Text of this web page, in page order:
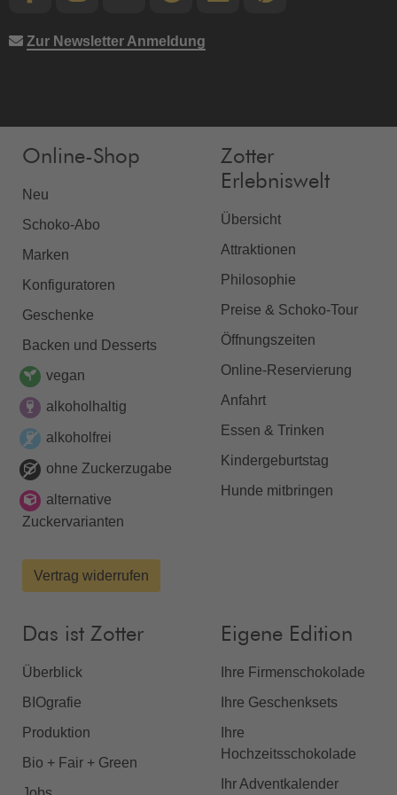
Zur Newsletter Anmeldung
Online-Shop
Neu
Schoko-Abo
Marken
Konfiguratoren
Geschenke
Backen und Desserts
vegan
alkoholhaltig
alkoholfrei
ohne Zuckerzugabe
alternative
Zuckervarianten
Vertrag widerrufen
Zotter
Erlebniswelt
Übersicht
Attraktionen
Philosophie
Preise & Schoko-Tour
Öffnungszeiten
Online-Reservierung
Anfahrt
Essen & Trinken
Kindergeburtstag
Hunde mitbringen
Das ist Zotter
Überblick
BIOgrafie
Produktion
Bio + Fair + Green
Eigene Edition
Ihre Firmenschokolade
Ihre Geschenksets
Ihre
Hochzeitsschokolade
Ihr Adventkalender